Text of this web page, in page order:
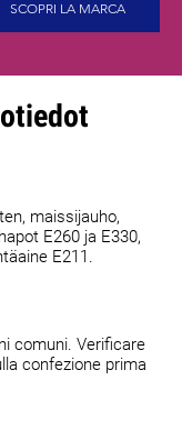
SCOPRI LA MARCA
maissijauho,
E260 ja E330,
E211.
comuni. Verificare
confezione prima